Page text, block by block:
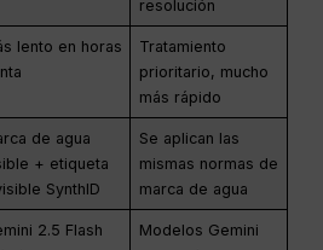
resolución
lento en horas
Tratamiento
prioritario, mucho
más rápido
de agua
+ etiqueta
SynthID
Se aplican las
mismas normas de
marca de agua
2.5 Flash
Modelos Gemini